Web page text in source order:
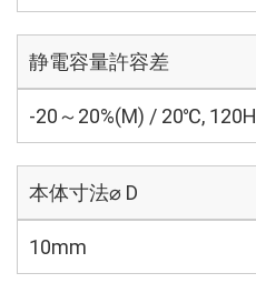
静電容量許容差
-20～20%(M) / 20℃,
本体寸法⌀ D
10mm